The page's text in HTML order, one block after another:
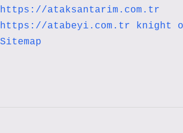
https://ataksantarim.com.tr
https://atabeyi.com.tr
knight
Sitemap